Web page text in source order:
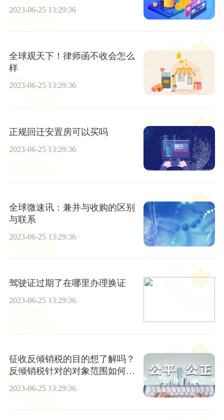
2023-06-25 13:29:36
全球观天下！律师函不收会怎么
样
2023-06-25 13:29:36
正规回迁安置房可以买吗
2023-06-25 13:29:36
全球微速讯：兼并与收购的区别
与联系
2023-06-25 13:29:36
驾驶证过期了在哪里办理换证
2023-06-25 13:29:36
征收反倾销税的目的想了解吗？
反倾销税针对的对象范围如何确
2023-06-25 13:29:36